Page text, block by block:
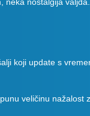
koji update s
veličinu nažalost